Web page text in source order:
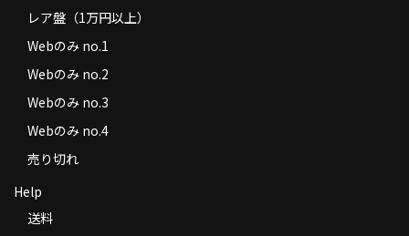
レア盤（1万円以上）
Webのみ no.1
Webのみ no.2
Webのみ no.3
Webのみ no.4
売り切れ
Help
送料